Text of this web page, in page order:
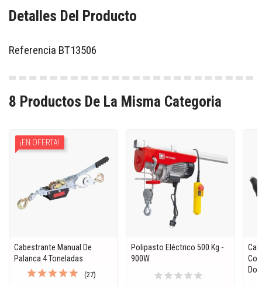
Detalles Del Producto
Referencia BT13506
8 Productos De La Misma Categoria
Cabestrante Manual De
Palanca 4 Toneladas
(27)
¡EN OFERTA!
Polipasto Eléctrico 500 Kg -
900W
starstarstarstarstar